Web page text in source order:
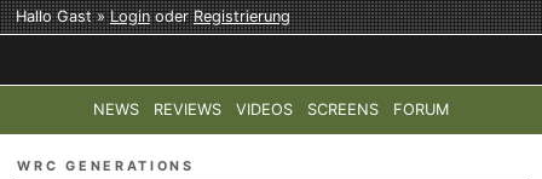
Hallo Gast »LoginoderRegistrierung
NEWS REVIEWS VIDEOS SCREENS FORUM
TOP-THEMEN: COD: MODERN WARFARE 4 HALO:
WRC GENERATIONS